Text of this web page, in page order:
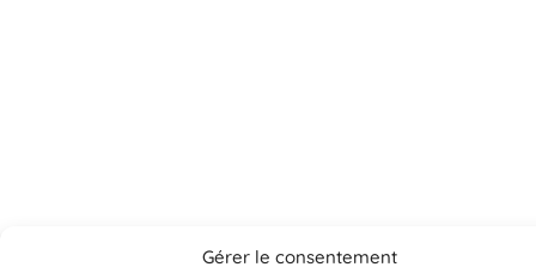
Gérer le consentement